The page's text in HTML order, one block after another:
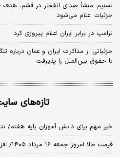
تسنیم: منشأ صدای انفجار در قشم، هدف
جزئیات اعلام می‌شود
ترامپ در برابر ایران اعلام پیروزی کرد
جزئیاتی از مذاکرات ایران و عمان درباره
با حقوق بین‌الملل را پذیرفت
تازه‌های
خبر مهم برای دانش آموزان پایه هفتم/
قیمت طلا امروز جمعه ۱۶ مرداد ۱۴۰۵/ افزایش قیمت طلا